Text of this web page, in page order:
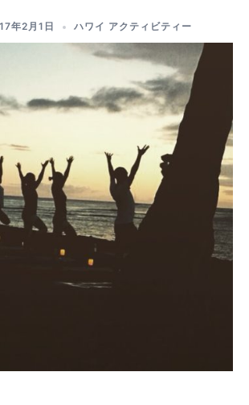
年2月1日 ハワイ アクティビティー